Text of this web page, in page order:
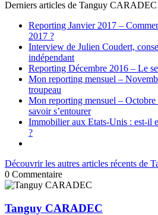
Derniers articles de Tanguy CARADEC
Reporting Janvier 2017 –
2017 ?
Interview de Julien Coudert,
indépendant
Reporting Décembre 2016 – Le
Mon reporting mensuel –
troupeau
Mon reporting mensuel –
savoir s’entourer
Immobilier aux Etats-Unis : est-il
?
Découvrir les autres articles récents de
0 Commentaire
Tanguy CARADEC